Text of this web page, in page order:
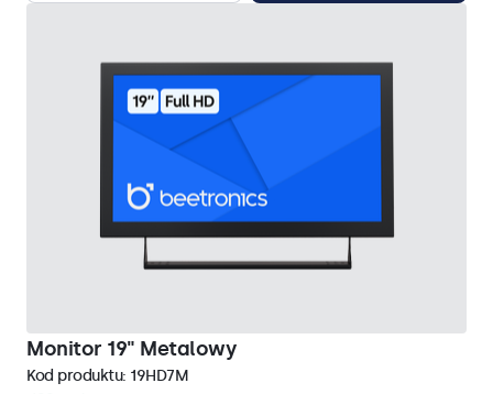
Monitor 19" Metalowy
Kod produktu: 19HD7M